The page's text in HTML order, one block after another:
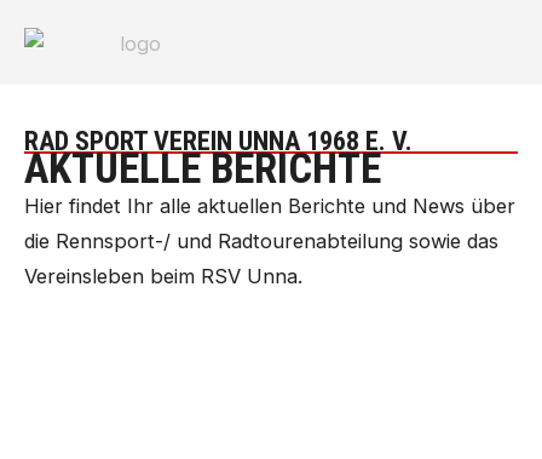
Inhalt
RAD SPORT VEREIN UNNA 1968 E. V.
AKTUELLE BERICHTE
Hier findet Ihr alle aktuellen Berichte und News über
die Rennsport-/ und Radtourenabteilung sowie das
Vereinsleben beim RSV Unna.